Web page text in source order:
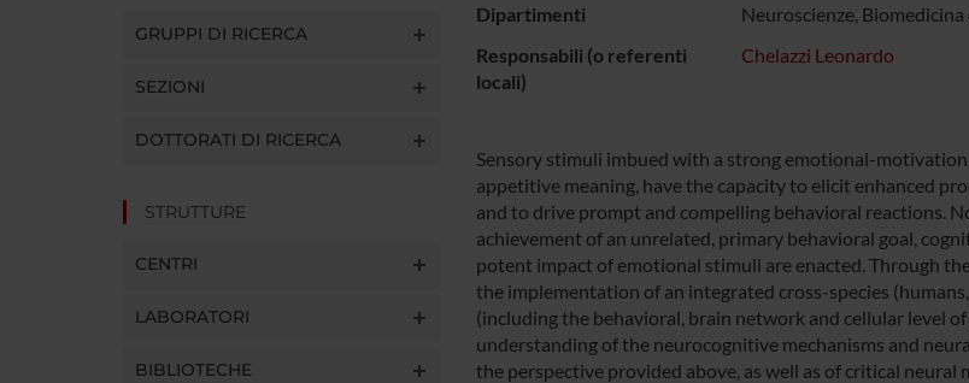
GRUPPI DI RICERCA
SEZIONI
DOTTORATI DI RICERCA
STRUTTURE
CENTRI
LABORATORI
BIBLIOTECHE
Dipartimenti
Neuroscienze,
Responsabili (o referenti
locali)
Chelazzi Leonardo
Sensory stimuli imbued with a strong emotional-
appetitive meaning, have the capacity to elicit enhanced
and to drive prompt and compelling behavioral reactions.
achievement of an unrelated, primary behavioral goal,
potent impact of emotional stimuli are enacted. Through
the implementation of an integrated cross-species
(including the behavioral, brain network and cellular level
understanding of the neurocognitive mechanisms and
the perspective provided above, as well as of critical